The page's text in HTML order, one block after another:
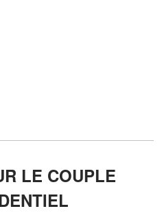
LE COUPLE